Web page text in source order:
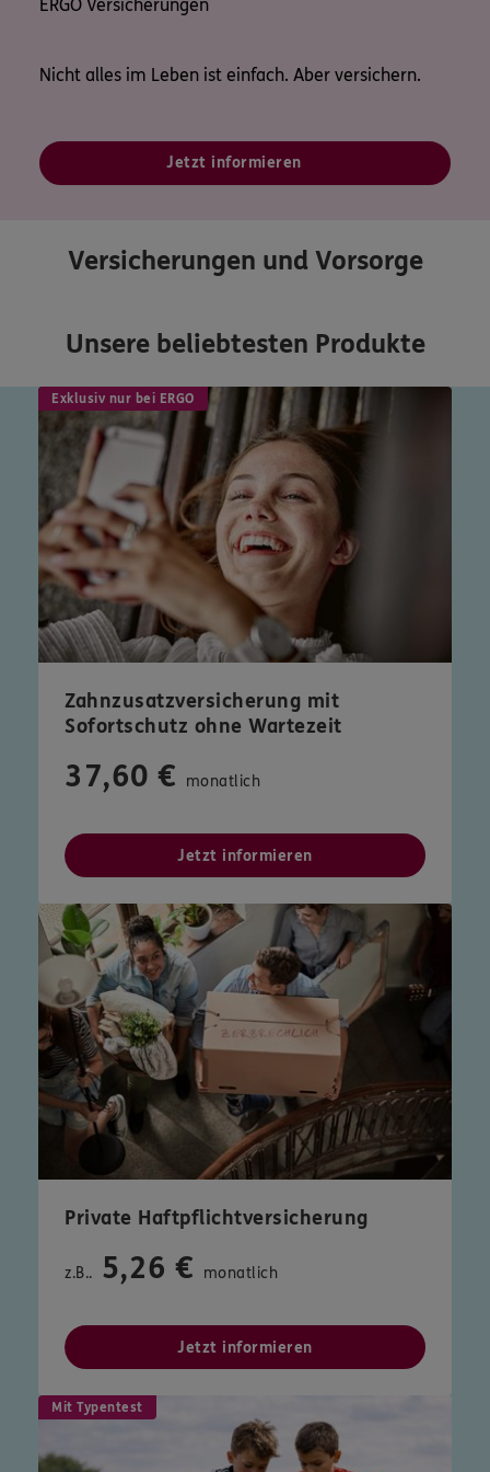
ERGO Versicherungen
Nicht alles im Leben ist einfach. Aber versichern.
Jetzt informieren
Versicherungen und Vorsorge
Unsere beliebtesten Produkte
Exklusiv nur bei ERGO
Zahnzusatzversicherung mit
Sofortschutz ohne Wartezeit
37,60 € monatlich
Jetzt informieren
Private Haftpflichtversicherung
z.B.. 5,26 € monatlich
Jetzt informieren
Mit Typentest